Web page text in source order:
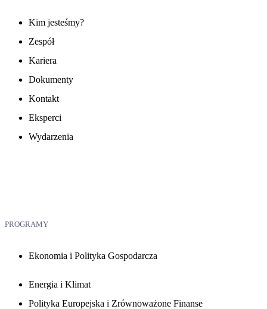
Kim jesteśmy?
Zespół
Kariera
Dokumenty
Kontakt
Eksperci
Wydarzenia
PROGRAMY
Ekonomia i Polityka Gospodarcza
Energia i Klimat
Polityka Europejska i Zrównoważone Finanse